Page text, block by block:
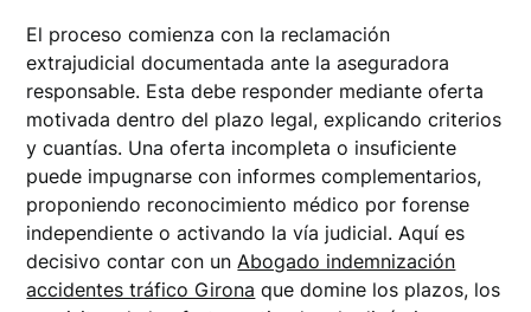
El proceso comienza con la reclamación
extrajudicial documentada ante la aseguradora
responsable. Esta debe responder mediante oferta
motivada dentro del plazo legal, explicando criterios
y cuantías. Una oferta incompleta o insuficiente
puede impugnarse con informes complementarios,
proponiendo reconocimiento médico por forense
independiente o activando la vía judicial. Aquí es
decisivo contar con unAbogado indemnización
accidentes tráfico Girona que domine los plazos, los